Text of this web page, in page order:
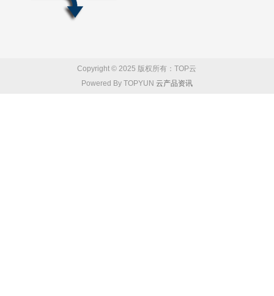
Copyright © 2025 版权所有：TOP云
Powered By TOPYUN 云产品资讯